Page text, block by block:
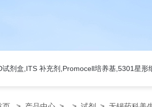
试剂盒,ITS 补充剂,Promocell培养基,5301星形